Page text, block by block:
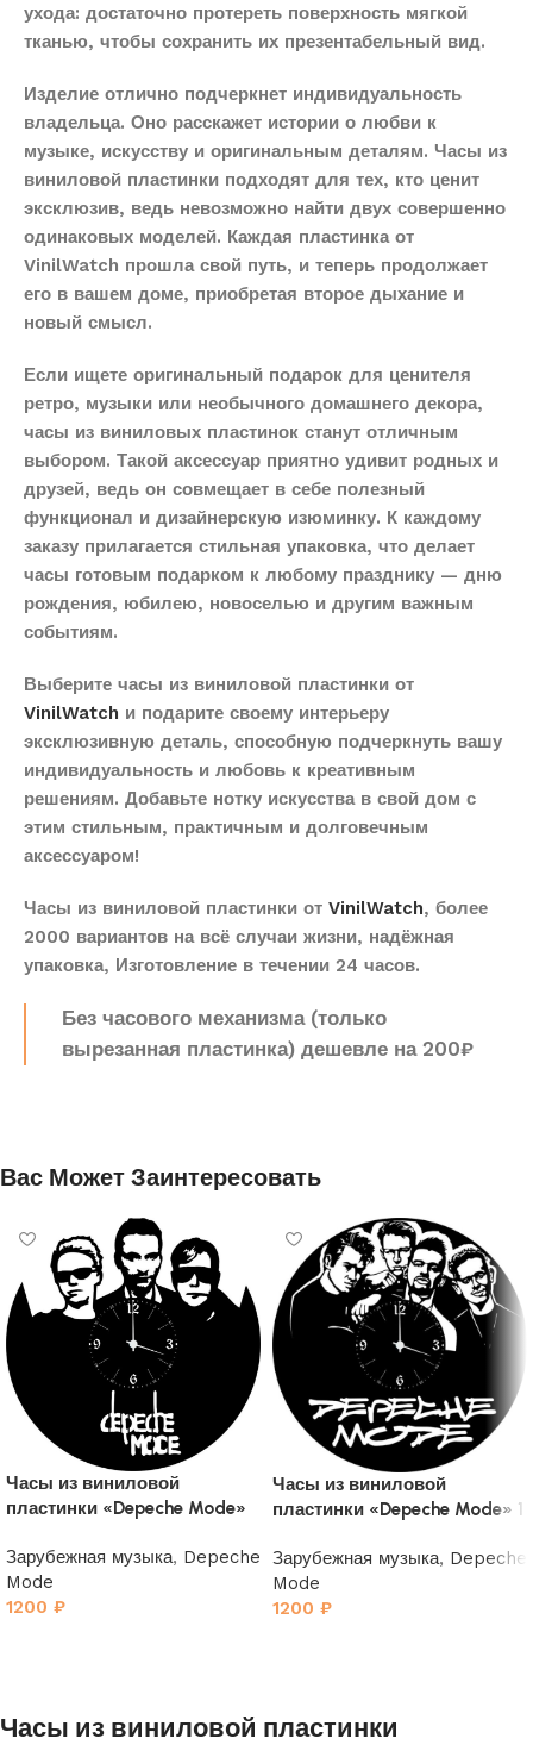
ухода: достаточно протереть поверхность мягкой
тканью, чтобы сохранить их презентабельный вид.
Изделие отлично подчеркнет индивидуальность
владельца. Оно расскажет истории о любви к
музыке, искусству и оригинальным деталям. Часы из
виниловой пластинки подходят для тех, кто ценит
эксклюзив, ведь невозможно найти двух совершенно
одинаковых моделей. Каждая пластинка от
VinilWatch прошла свой путь, и теперь продолжает
его в вашем доме, приобретая второе дыхание и
новый смысл.
Если ищете оригинальный подарок для ценителя
ретро, музыки или необычного домашнего декора,
часы из виниловых пластинок станут отличным
выбором. Такой аксессуар приятно удивит родных и
друзей, ведь он совмещает в себе полезный
функционал и дизайнерскую изюминку. К каждому
заказу прилагается стильная упаковка, что делает
часы готовым подарком к любому празднику — дню
рождения, юбилею, новоселью и другим важным
событиям.
Выберите часы из виниловой пластинки от
VinilWatch и подарите своему интерьеру
эксклюзивную деталь, способную подчеркнуть вашу
индивидуальность и любовь к креативным
решениям. Добавьте нотку искусства в свой дом с
этим стильным, практичным и долговечным
аксессуаром!
Часы из виниловой пластинки от VinilWatch, более
2000 вариантов на всё случаи жизни, надёжная
упаковка, Изготовление в течении 24 часов.
Без часового механизма (только
вырезанная пластинка) дешевле на 200₽
Вас Может Заинтересовать
Часы из виниловой
пластинки «Depeche Mode»
Зарубежная музыка, Depeche
Mode
1200 ₽
Часы из виниловой
пластинки «Depeche Mode» 1
Зарубежная музыка, Depeche
Mode
1200 ₽
Часы из виниловой пластинки